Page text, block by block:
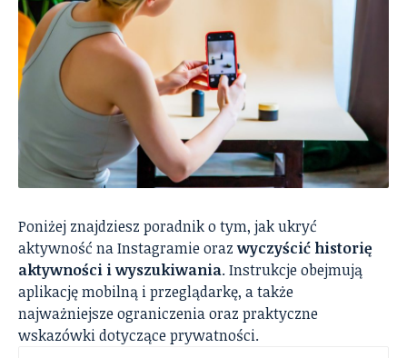
Poniżej znajdziesz poradnik o tym, jak ukryć
aktywność na Instagramie orazwyczyścić historię
aktywności i wyszukiwania. Instrukcje obejmują
aplikację mobilną i przeglądarkę, a także
najważniejsze ograniczenia oraz praktyczne
wskazówki dotyczące prywatności.